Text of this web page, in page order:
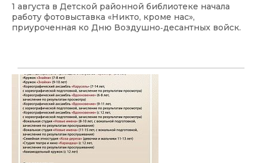
1 августа в Детской районной библиотеке начала
работу фотовыставка «Никто, кроме нас»,
приуроченная ко Дню Воздушно‑десантных войск.